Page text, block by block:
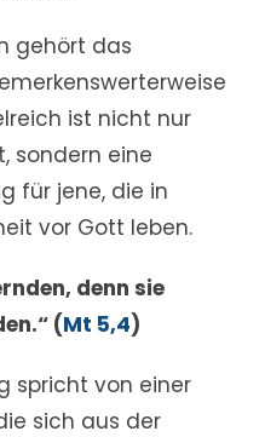
gehört das
ist nicht nur
sondern eine
für jene, die in
vor Gott leben.
denn sie
(Mt 5,4)
spricht von einer
sich aus der